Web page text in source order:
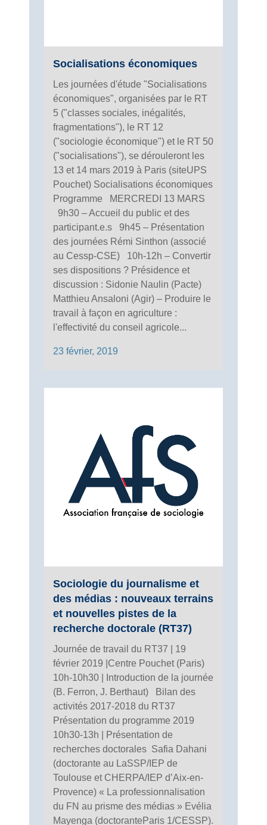
Socialisations économiques
Les journées d'étude "Socialisations
économiques", organisées par le RT
5 ("classes sociales, inégalités,
fragmentations"), le RT 12
("sociologie économique") et le RT 50
("socialisations"), se dérouleront les
13 et 14 mars 2019 à Paris (siteUPS
Pouchet) Socialisations économiques
Programme MERCREDI 13 MARS
9h30 – Accueil du public et des
participant.e.s 9h45 – Présentation
des journées Rémi Sinthon (associé
au Cessp-CSE) 10h-12h – Convertir
ses dispositions ? Présidence et
discussion : Sidonie Naulin (Pacte)
Matthieu Ansaloni (Agir) – Produire le
travail à façon en agriculture :
l'effectivité du conseil agricole...
23 février, 2019
Sociologie du journalisme et
des médias : nouveaux terrains
et nouvelles pistes de la
recherche doctorale (RT37)
Journée de travail du RT37 | 19
février 2019 |Centre Pouchet (Paris)
10h-10h30 | Introduction de la journée
(B. Ferron, J. Berthaut) Bilan des
activités 2017-2018 du RT37
Présentation du programme 2019
10h30-13h | Présentation de
recherches doctorales Safia Dahani
(doctorante au LaSSP/IEP de
Toulouse et CHERPA/IEP d’Aix-en-
Provence) « La professionnalisation
du FN au prisme des médias » Evélia
Mayenga (doctoranteParis 1/CESSP).